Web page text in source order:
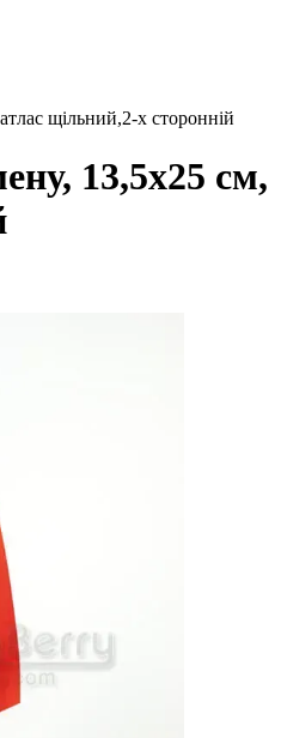
щільний,2-х сторонній
13,5х25 см,